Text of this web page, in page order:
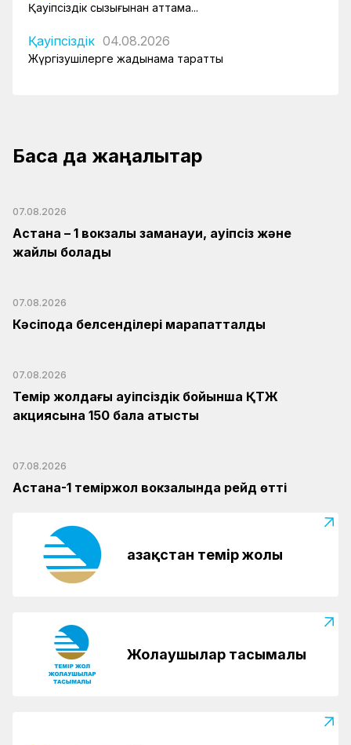
Қауіпсіздік сызығынан аттама...
Қауіпсіздік 04.08.2026
Жүргізушілерге жадынама таратты
Басқа да жаңалықтар
07.08.2026
Астана – 1 вокзалы заманауи, қауіпсіз және
жайлы болады
07.08.2026
Кәсіподақ белсенділері марапатталды
07.08.2026
Темір жолдағы қауіпсіздік бойынша ҚТЖ
акциясына 150 бала қатысты
07.08.2026
Астана-1 теміржол вокзалында рейд өтті
Қазақстан темір жолы
Жолаушылар тасымалы